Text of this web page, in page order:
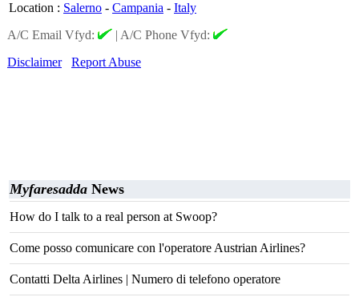
Location : Salerno - Campania - Italy
A/C Email Vfyd:
| A/C Phone Vfyd:
Disclaimer
Report Abuse
Myfaresadda News
How do I talk to a real person at Swoop?
Come posso comunicare con l'operatore Austrian Airlines?
Contatti Delta Airlines | Numero di telefono operatore